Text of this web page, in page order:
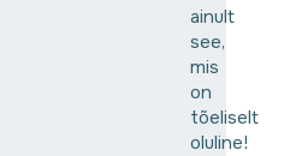
ainult
see,
mis
on
tõeliselt
oluline!